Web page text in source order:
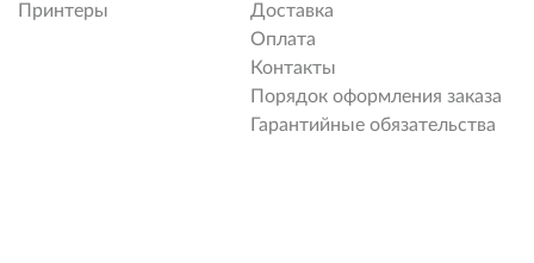
Принтеры
Доставка
Оплата
Контакты
Порядок оформления заказа
Гарантийные обязательства